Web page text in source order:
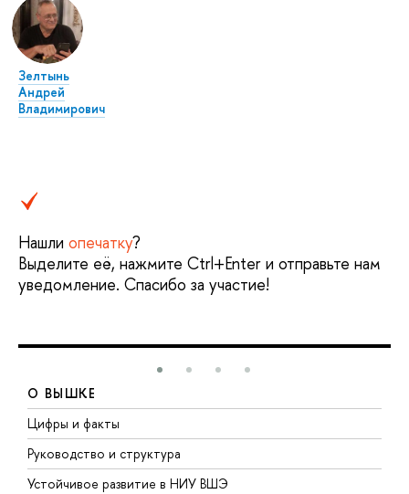
Зелтынь
Андрей
Владимирович
Нашли опечатку?
Выделите её, нажмите Ctrl+Enter и отправьте нам
уведомление. Спасибо за участие!
О ВЫШКЕ
Цифры и факты
Руководство и структура
Устойчивое развитие в НИУ ВШЭ